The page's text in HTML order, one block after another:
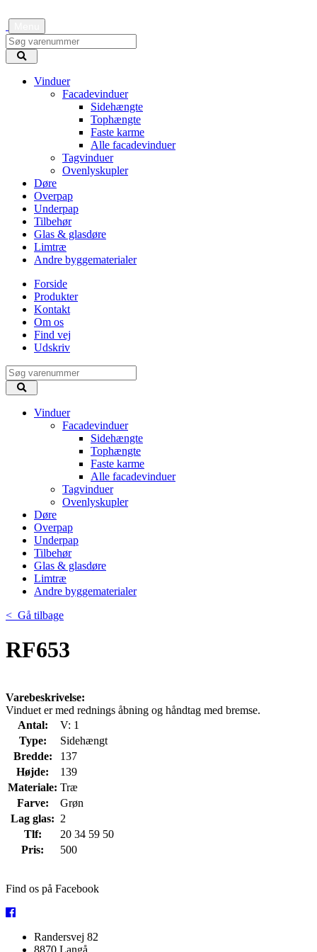
Vinduer
Facadevinduer
Sidehængte
Tophængte
Faste karme
Alle facadevinduer
Tagvinduer
Ovenlyskupler
Døre
Overpap
Underpap
Tilbehør
Glas & glasdøre
Limtræ
Andre byggematerialer
Forside
Produkter
Kontakt
Om os
Find vej
Udskriv
Vinduer
Facadevinduer
Sidehængte
Tophængte
Faste karme
Alle facadevinduer
Tagvinduer
Ovenlyskupler
Døre
Overpap
Underpap
Tilbehør
Glas & glasdøre
Limtræ
Andre byggematerialer
< Gå tilbage
RF653
Varebeskrivelse:
Vinduet er med rednings åbning og håndtag med bremse.
Antal:
V: 1
Type:
Sidehængt
Bredde:
137
Højde:
139
Materiale: Træ
Farve:
Grøn
Lag glas: 2
Tlf:
20 34 59 50
Pris:
500
Find os på Facebook
Randersvej 82
8870 Langå